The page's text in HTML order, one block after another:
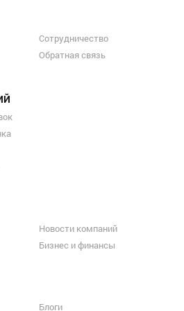
Сотрудничество
Обратная связь
Новости компаний
Бизнес и финансы
Блоги